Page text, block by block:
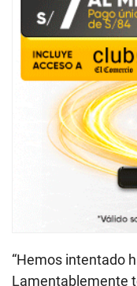
“Hemos intentado
Lamentablemente